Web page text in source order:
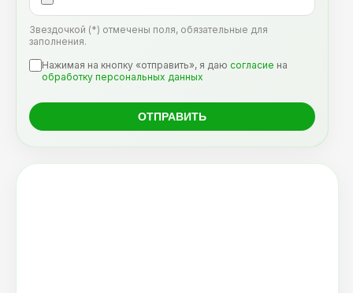
Звездочкой (*) отмечены поля, обязательные для
заполнения.
Нажимая на кнопку «отправить», я даю согласие на
обработку персональных данных